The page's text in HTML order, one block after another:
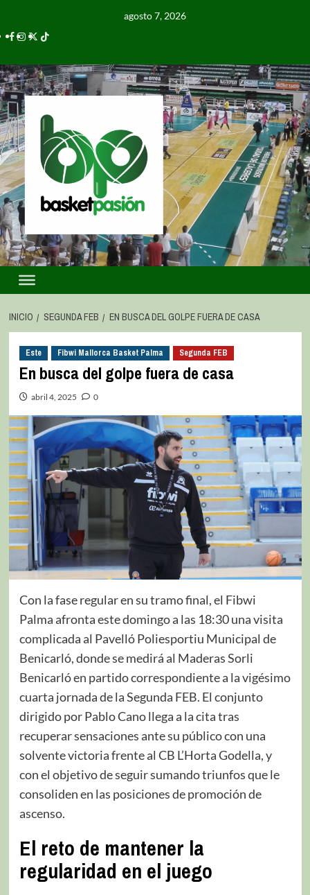
agosto 7, 2026
INICIO SEGUNDA FEB EN BUSCA DEL GOLPE FUERA DE CASA
Este Fibwi Mallorca Basket Palma Segunda FEB
En busca del golpe fuera de casa
abril 4, 2025 0
Con la fase regular en su tramo final, el Fibwi
Palma afronta este domingo a las 18:30 una visita
complicada al Pavelló Poliesportiu Municipal de
Benicarló, donde se medirá al Maderas Sorli
Benicarló en partido correspondiente a la vigésimo
cuarta jornada de la Segunda FEB. El conjunto
dirigido por Pablo Cano llega a la cita tras
recuperar sensaciones ante su público con una
solvente victoria frente al CB L’Horta Godella, y
con el objetivo de seguir sumando triunfos que le
consoliden en las posiciones de promoción de
ascenso.
El reto de mantener la
regularidad en el juego